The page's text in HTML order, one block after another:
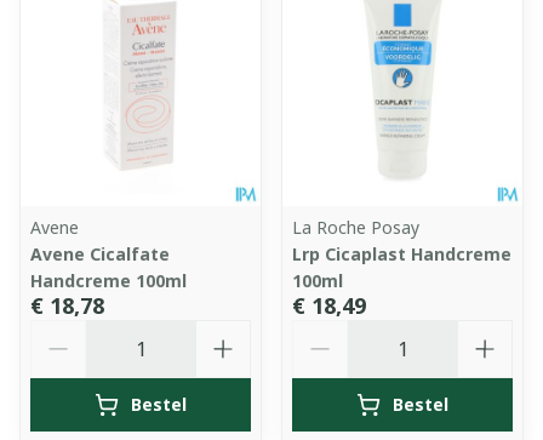
Avene
Avene Cicalfate
Handcreme 100ml
€ 18,78
Bestel
La Roche Posay
Lrp Cicaplast Handcreme
100ml
€ 18,49
Bestel